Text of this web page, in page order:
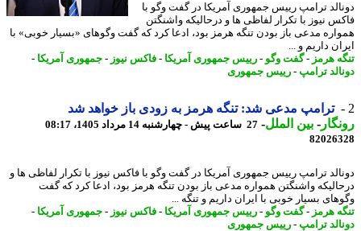
ترامپ رییس جمهوری آمریکا در گفت وگو با
نیوز با تکرار لفاظی ها و درحالیکه واشنگتن
مدعی باز بودن تنگه هرمز بود، ادعا کرد که گفت وگوهای «بسیار خوبی» با
داریم و ...
هرمز- گفت وگو-رییس جمهوری آمریکا- فاکس نیوز -جمهوری آمریکا-
ترامپ -رییس جمهوری
ترامپ مدعی شد: تنگه هرمز به زودی باز خواهد شد
-بین الملل-27 ساعت پیش - چهارشنبه 14 مرداد 1405، 08:17
ترامپ رییس جمهوری آمریکا در گفت وگو با فاکس نیوز با تکرار لفاظی ها و
واشنگتن همواره مدعی باز بودن تنگه هرمز بود، ادعا کرد که گفت
بسیار خوبی با ایران داریم و تنگه ...
هرمز- گفت وگو-رییس جمهوری آمریکا- فاکس نیوز -جمهوری آمریکا-
ترامپ -رییس جمهوری